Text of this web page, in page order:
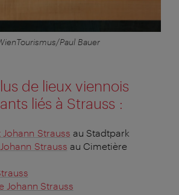
Paul Bauer
de lieux viennois
liés à Strauss :
Strauss au Stadtpark
Strauss au Cimetière
Johann Strauss